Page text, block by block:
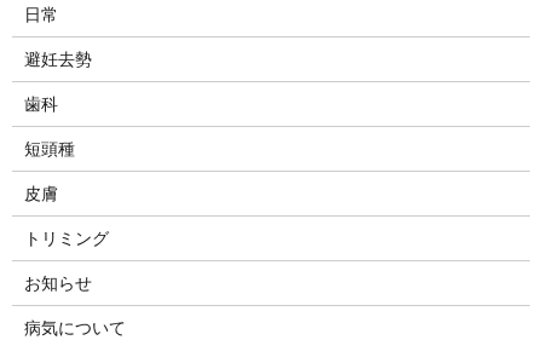
日常
避妊去勢
歯科
短頭種
皮膚
トリミング
お知らせ
病気について